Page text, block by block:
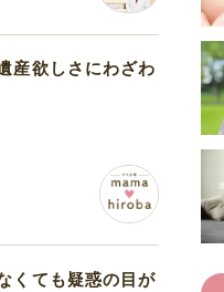
産欲しさにわざわ
くても疑惑の目が